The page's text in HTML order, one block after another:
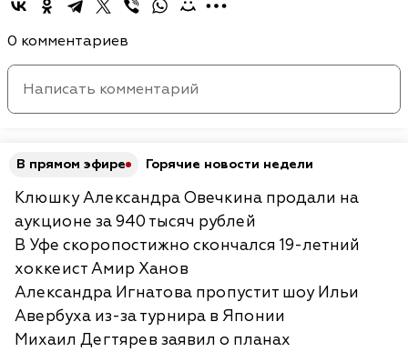
0 комментариев
В прямом эфире Горячие новости недели
Клюшку Александра Овечкина продали на
аукционе за 940 тысяч рублей
В Уфе скоропостижно скончался 19-летний
хоккеист Амир Ханов
Александра Игнатова пропустит шоу Ильи
Авербуха из-за турнира в Японии
Михаил Дегтярев заявил о планах